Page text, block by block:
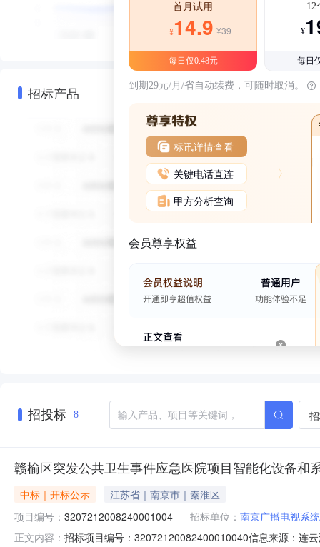
招标产品
首月试用
¥14.9 ¥39
每日仅0.48元
12
¥
每日
到期29元/月/省自动续费，可随时取消。
标讯详情查看
关键电话直连
甲方分析查询
会员尊享权益
招投标 8
赣榆区突发公共卫生事件应急医院项目智能化设备和
中标｜开标公示
江苏省｜南京市｜秦淮区
项目编号： 3207212008240001004 招标单位： 南京广播电视系
正文内容： 招标项目编号：32072120082400010040信息来源：连